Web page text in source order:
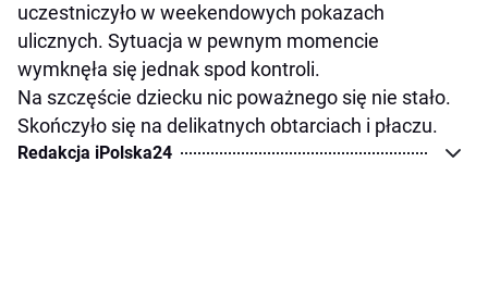
uczestniczyło w weekendowych pokazach
ulicznych. Sytuacja w pewnym momencie
wymknęła się jednak spod kontroli.
Na szczęście dziecku nic poważnego się nie stało.
Skończyło się na delikatnych obtarciach i płaczu.
Redakcja iPolska24